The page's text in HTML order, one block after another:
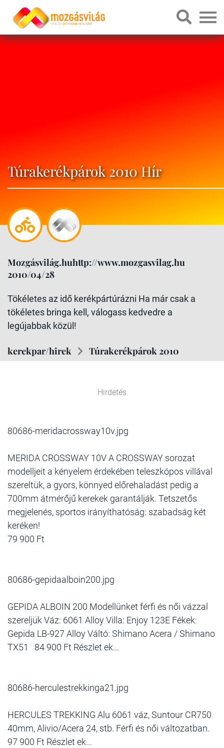
Túrakerékpárok 2010 Hír
Mozgásvilág.huhttp://www.mozgasvilag.hu
2010/04/28
Tökéletes az idő kerékpártúrázni Ha már csak a
tökéletes bringa kell, válogass kedvedre a
legújabbak közül!
kerekpar/hirek Túrakerékpárok 2010
Hirdetés
80686-meridacrossway10v.jpg
MERIDA CROSSWAY 10V A CROSSWAY sorozat
modelljeit a kényelem érdekében teleszkópos villával
szereltük, a gyors, könnyed előrehaladást pedig a
700mm átmérőjű kerekek garantálják. Tetszetős
megjelenés, sportos irányíthatóság: szabadság két
keréken!
79 900 Ft
80686-gepidaalboin200.jpg
GEPIDA ALBOIN 200 Modellünket férfi és női vázzal
szereljük Váz: 6061 Alloy Villa: Enjoy 123E Fékek:
Gepida LB-927 Alloy Váltó: Shimano Acera / Shimano
TX51 84 900 Ft Részlet ek...
80686-herculestrekkinga21.jpg
HERCULES TREKKING Alu 6061 váz, Suntour CR750
40mm, Alivio/Acera 24, stb. Férfi és női változatban.
97 900 Ft Részlet ek...